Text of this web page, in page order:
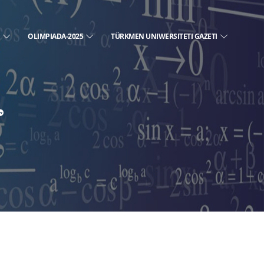
OLIMPIADA-2025 TÜRKMEN UNIWERSITETI GAZETI